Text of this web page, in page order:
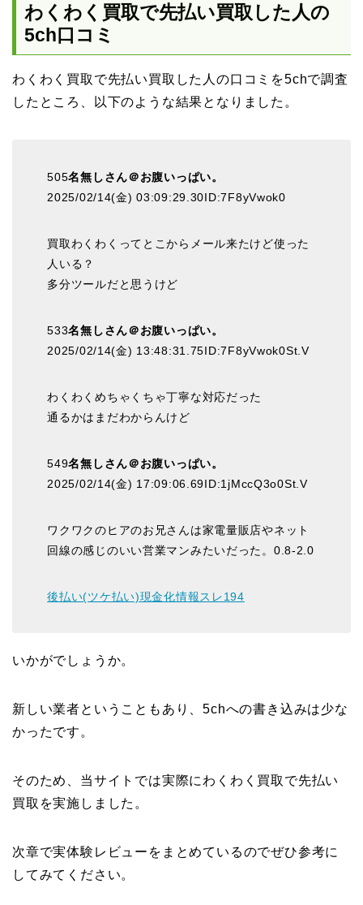
わくわく買取で先払い買取した人の
5ch口コミ
わくわく買取で先払い買取した人の口コミを5chで調査
したところ、以下のような結果となりました。
505名無しさん＠お腹いっぱい。
2025/02/14(金) 03:09:29.30ID:7F8yVwok0
買取わくわくってとこからメール来たけど使った
人いる？
多分ツールだと思うけど
533名無しさん＠お腹いっぱい。
2025/02/14(金) 13:48:31.75ID:7F8yVwok0St.V
わくわくめちゃくちゃ丁寧な対応だった
通るかはまだわからんけど
549名無しさん＠お腹いっぱい。
2025/02/14(金) 17:09:06.69ID:1jMccQ3o0St.V
ワクワクのヒアのお兄さんは家電量販店やネット
回線の感じのいい営業マンみたいだった。0.8-2.0
後払い(ツケ払い)現金化情報スレ194
いかがでしょうか。
新しい業者ということもあり、5chへの書き込みは少な
かったです。
そのため、当サイトでは実際にわくわく買取で先払い
買取を実施しました。
次章で実体験レビューをまとめているのでぜひ参考に
してみてください。